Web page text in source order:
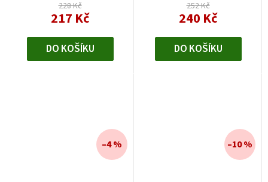
228 Kč
217 Kč
DO KOŠÍKU
hvězdiček.
252 Kč
240 Kč
DO KOŠÍKU
–4 % –10 %